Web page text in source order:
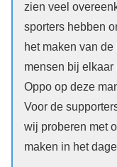
zien veel
sporters hebben
het maken van
mensen bij
Oppo op deze
Voor de
wij proberen met
maken in het